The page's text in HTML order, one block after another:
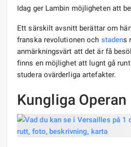
Idag ger Lambin möjligheten att
Ett särskilt avsnitt berättar om
franska revolutionen och stadens
anmärkningsvärt att det är få
finns en möjlighet att lugnt gå
studera ovärderliga artefakter.
Kungliga Operan